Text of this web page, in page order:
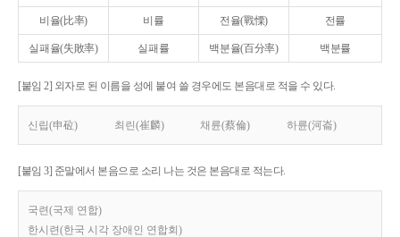
비율(比率) 비률 전율(戰慄) 전률
실패율(失敗率) 실패률 백분율(百分率) 백분률
[붙임 2] 외자로 된 이름을 성에 붙여 쓸 경우에도 본음대로 적을 수 있다.
신립(申砬) 최린(崔麟) 채륜(蔡倫) 하륜(河崙)
[붙임 3] 준말에서 본음으로 소리 나는 것은 본음대로 적는다.
국련(국제 연합)
한시련(한국 시각 장애인 연합회)